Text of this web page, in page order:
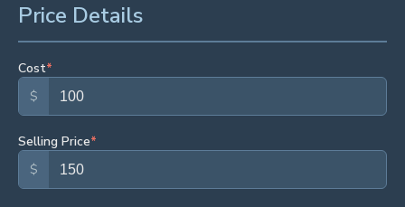
Price Details
Cost*
$
Selling Price*
$